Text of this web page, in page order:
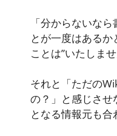
「分からないな
とが一度はある
ことは”いたしませ
それと「ただの
の？」と感じさせ
となる情報元も合